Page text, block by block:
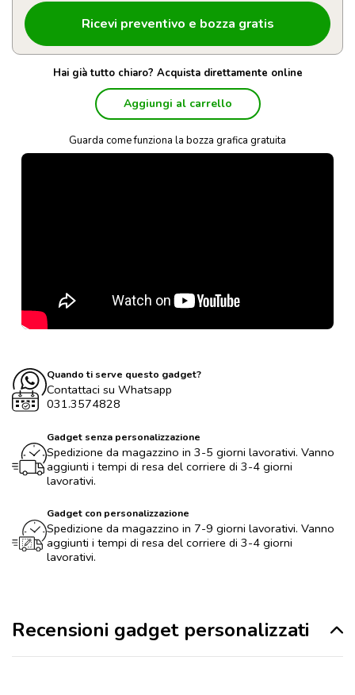
Hai già tutto chiaro? Acquista direttamente online
Aggiungi al carrello
Guarda come funziona la bozza grafica gratuita
Quando ti serve questo gadget?
Contattaci su Whatsapp
031.3574828
Gadget senza personalizzazione
Spedizione da magazzino in 3-5 giorni lavorativi. Vanno
aggiunti i tempi di resa del corriere di 3-4 giorni
lavorativi.
Gadget con personalizzazione
Spedizione da magazzino in 7-9 giorni lavorativi. Vanno
aggiunti i tempi di resa del corriere di 3-4 giorni
lavorativi.
Recensioni gadget personalizzati